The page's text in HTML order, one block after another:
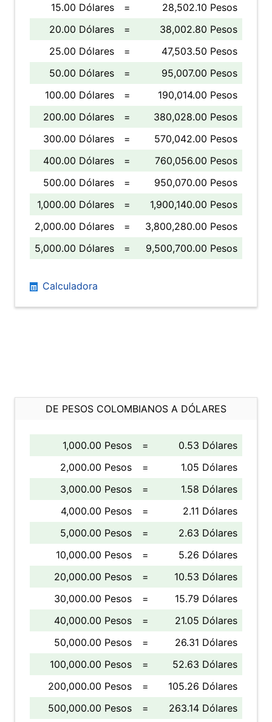
15.00 Dólares
=
28,502.10 Pesos
20.00 Dólares
=
38,002.80 Pesos
25.00 Dólares
=
47,503.50 Pesos
50.00 Dólares
=
95,007.00 Pesos
100.00 Dólares
=
190,014.00 Pesos
200.00 Dólares
=
380,028.00 Pesos
300.00 Dólares
=
570,042.00 Pesos
400.00 Dólares
=
760,056.00 Pesos
500.00 Dólares
=
950,070.00 Pesos
1,000.00 Dólares
=
1,900,140.00 Pesos
2,000.00 Dólares
=
3,800,280.00 Pesos
5,000.00 Dólares
= 9,500,700.00 Pesos
Calculadora
DE PESOS COLOMBIANOS A DÓLARES
1,000.00 Pesos =
0.53 Dólares
2,000.00 Pesos
=
1.05 Dólares
3,000.00 Pesos
=
1.58 Dólares
4,000.00 Pesos
=
2.11 Dólares
5,000.00 Pesos
=
2.63 Dólares
10,000.00 Pesos
=
5.26 Dólares
20,000.00 Pesos
=
10.53 Dólares
30,000.00 Pesos
=
15.79 Dólares
40,000.00 Pesos
=
21.05 Dólares
50,000.00 Pesos
=
26.31 Dólares
100,000.00 Pesos
=
52.63 Dólares
200,000.00 Pesos
=
105.26 Dólares
500,000.00 Pesos
= 263.14 Dólares